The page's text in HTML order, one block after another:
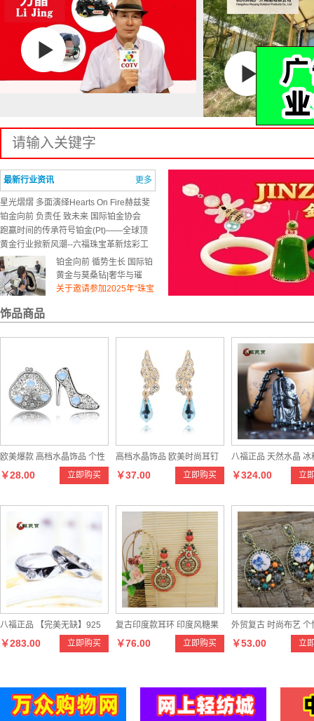
更多
最新行业资讯
星光熠熠 多面演绎Hearts On Fire赫兹斐
亚VELA系列全新钻石珠宝
铂金向前 负责任 致未来 国际铂金协会
（PGI®）成功举办2024铂金首饰中国论
坛
跑赢时间的传承符号铂金(Pt)——全球顶
奢珠宝品牌铂金臻品亮相上海
黄金行业掀新风潮--六福珠宝革新炫彩工
艺 打造黄金新体验铂金向前 循势生长 国际铂
金协会（PGI®） 发布
《2024铂金首饰趋势洞
黄金与莫桑钻|奢华与璀
璨，永恒魅力完美结合
关于邀请参加2025年“珠宝
摄影师张家诚呈献珠宝大
片-中国珠宝行业网
石项链新品520甜蜜上新-
中国珠宝行业网
饰品商品
欧美爆款 高档水晶饰品 个性
精美 真金保色电镀立即购买
￥28.00
高档水晶饰品 欧美时尚耳钉
不退色 防过敏 立即购买
￥37.00
八福正品 天然水晶 冰
石观音吊坠 转运辟邪
立
￥324.00
八福正品 【完美无缺】925
纯银情侣戒指韩版流行男女
立即购买
￥283.00
复古印度款耳环 印度风糖果
色甜美耳环 立即购买
￥76.00
外贸复古 时尚布艺 个
耳环 立
￥53.00